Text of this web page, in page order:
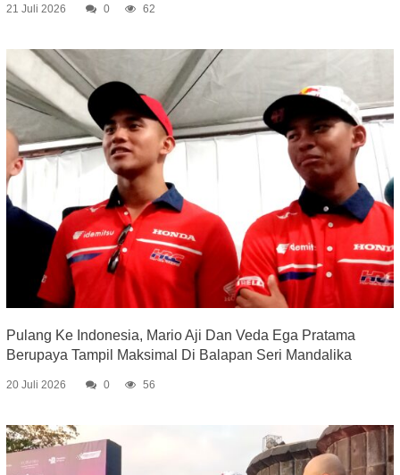
21 Juli 2026 0 62
Pulang Ke Indonesia, Mario Aji Dan Veda Ega Pratama
Berupaya Tampil Maksimal Di Balapan Seri Mandalika
20 Juli 2026 0 56